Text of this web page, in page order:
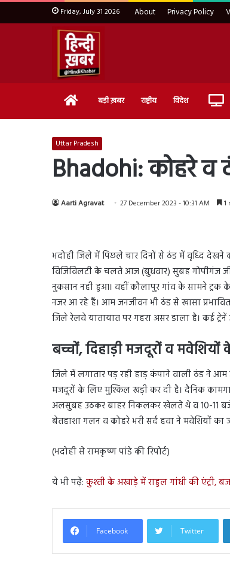
Friday, July 31 2026 About Privacy Policy
Home बड़ी ख़बर राष्ट्रीय विदेश
Uttar Pradesh
Bhadohi: कोहरे व
Aarti Agravat 27 December 2023 - 10:31 AM 1
भदोही जिले में पिछले चार दिनों से ठंड में वृध्दि
विजिविलटी के चलते आज (बुधवार) सुबह गोपीगंज
नुकसान नही हुआ। वहीं कौलापुर गांव के सामने ट्रक
नजर आ रहे हैं। आम जनजीवन भी ठंड से खासा
जिले रेलवे यातायात पर गहरा असर डाला है। कई
बच्चों, दिहाड़ी मजदूरों व
जिले में लगातार पड़ रही हाड़ कंपाने वाली ठंड ने
मजदूरों के लिए मुश्किल खड़ी कर दी है। दैनिक
अलसुबह उठकर बाहर निकलकर खेलते थे व 10-11
बेतहाशा गलन व कोहरे भरी सर्द हवा ने मवेशियों का
(भदोही से रामकृष्ण पांडे की रिपोर्ट)
ये भी पढ़ें: कुश्ती के अखाड़े में राहुल गांधी की एंट्री,
Facebook Twitter